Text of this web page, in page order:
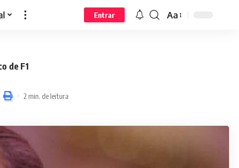
Entrar Aa
de F1
2 min. de leitura